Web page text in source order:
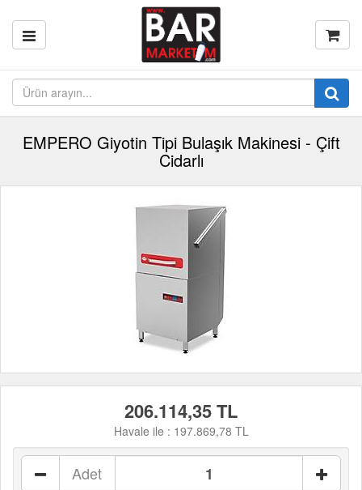
EMPERO Giyotin Tipi Bulaşık Makinesi - Çift
Cidarlı
206.114,35 TL
Havale ile : 197.869,78 TL
Adet